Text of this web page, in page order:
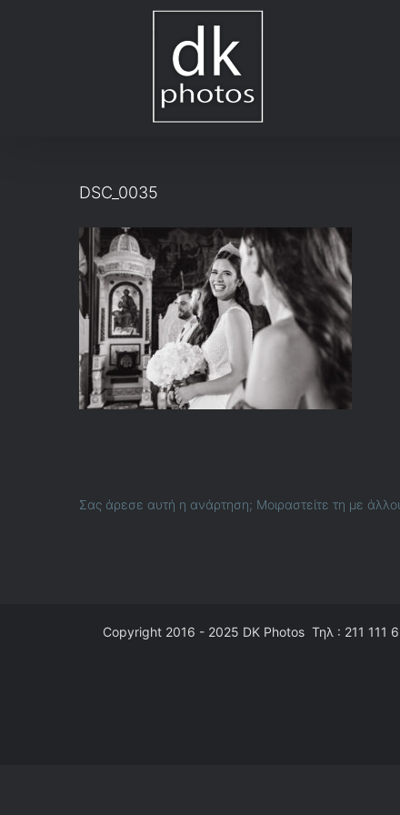
DSC_0035
Σας άρεσε αυτή η ανάρτηση; Μοιραστείτε τη με
Copyright 2016 - 2025 DK Photos Τηλ : 211 111